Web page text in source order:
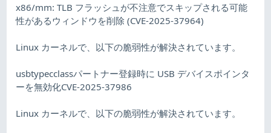
x86/mm: TLB フラッシュが不注意でスキップされる可能
性があるウィンドウを削除 (CVE-2025-37964)
Linux カーネルで、以下の脆弱性が解決されています。
usbtypecclassパートナー登録時に USB デバイスポインタ
ーを無効化CVE-2025-37986
Linux カーネルで、以下の脆弱性が解決されています。